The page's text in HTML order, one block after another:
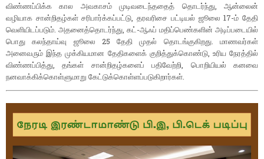
விண்ணப்பிக்க கால அவகாசம் முடிவடைந்ததைத் தொடர்ந்து, ஆன்லைன்
வழியாக சான்றிதழ்கள் சரிபார்க்கப்பட்டு, தரவரிசை பட்டியல் ஜூலை 17-ம் தேதி
வெளியிடப்படும். அதனைத்தொடர்ந்து, கட்-ஆஃப் மதிப்பெண்களின் அடிப்படையில்
பொது கலந்தாய்வு ஜூலை 25 தேதி முதல் தொடங்குகிறது. மாணவர்கள்
அனைவரும் இந்த முக்கியமான தேதிகளைக் குறித்துக்கொண்டு, உரிய நேரத்தில்
விண்ணப்பித்து, தங்கள் சான்றிதழ்களைப் பதிவேற்றி, பொறியியல் கனவை
நனவாக்கிக்கொள்ளுமாறு கேட்டுக்கொள்ளப்படுகிறார்கள்.